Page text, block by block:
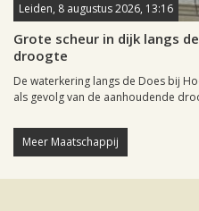
Leiden, 8 augustus 2026, 13:16
Grote scheur in dijk langs
droogte
De waterkering langs de Does bij
als gevolg van de aanhoudende
Meer Maatschappij